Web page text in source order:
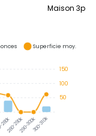
Maison 3p
280-290k290-300k300-310k
150
100
50
Superficie moy.